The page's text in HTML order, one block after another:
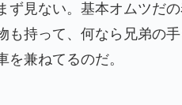
ず見ない。基本オムツだ
も持って、何なら兄弟の
を兼ねてるのだ。